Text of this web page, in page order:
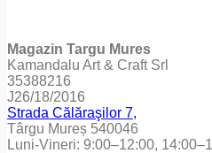
Magazin Targu Mures
Kamandalu Art & Craft Srl
35388216
J26/18/2016
Strada Călăraşilor 7,
Târgu Mureș 540046
Luni-Vineri: 9:00–12:00,